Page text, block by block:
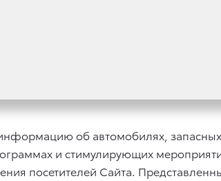
информации, размещенной на
Сайт и используя
об автомобилях, запасных
и стимулирующих
посетителей Сайта.